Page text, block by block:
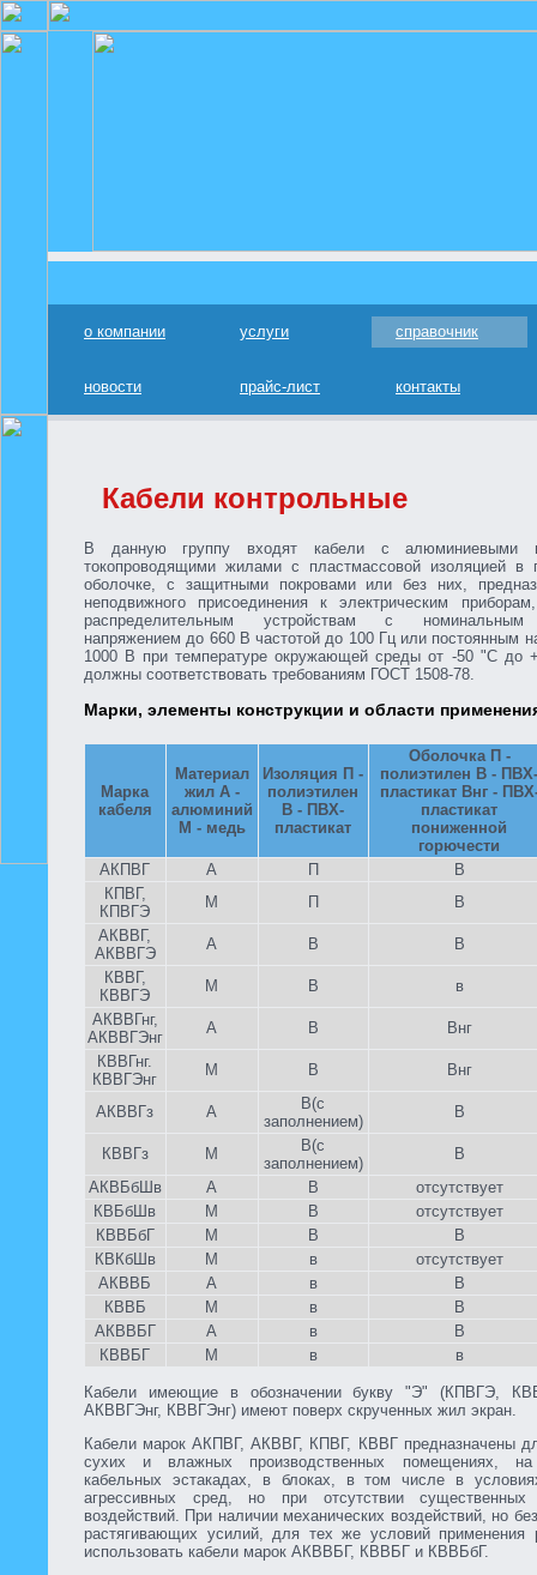
о компании услуги справочник
новости прайс-лист контакты
Кабели контрольные
В данную группу входят кабели с алюминиевыми
токопроводящими жилами с пластмассовой изоляцией в
оболочке, с защитными покровами или без них,
неподвижного присоединения к электрическим
распределительным устройствам с
напряжением до 660 В частотой до 100 Гц или постоянным
1000 В при температуре окружающей среды от -50 "С до
должны соответствовать требованиям ГОСТ 1508-78.
Марки, элементы конструкции и области
Марка
кабеля
Материал
жил А -
алюминий
М - медь
Изоляция П -
полиэтилен
В - ПВХ-
пластикат
Оболочка П -
полиэтилен В -
пластикат Внг -
пластикат
пониженной
горючести
АКПВГ
А П
В
КПВГ,
КПВГЭ
М П
В
АКВВГ,
АКВВГЭ
А В
В
КВВГ,
КВВГЭ
М В
в
АКВВГнг,
АКВВГЭнг
А В
Внг
КВВГнг.
КВВГЭнг
М В Внг
АКВВГз А
В(с
заполнением)
В
КВВГз М
В(с
заполнением)
В
АКВБбШв
А В
отсутствует
КВБбШв
М В
отсутствует
КВВБбГ
М В
В
КВКбШв
М в
отсутствует
АКВВБ
А в
В
КВВБ
М в
В
АКВВБГ
А в
В
КВВБГ
М в в
Кабели имеющие в обозначении букву "Э" (КПВГЭ,
АКВВГЭнг, КВВГЭнг) имеют поверх скрученных жил экран.
Кабели марок АКПВГ, АКВВГ, КПВГ, КВВГ предназначены
сухих и влажных производственных помещениях, на
кабельных эстакадах, в блоках, в том числе в
агрессивных сред, но при отсутствии существенных
воздействий. При наличии механических воздействий, но
растягивающих усилий, для тех же условий применения
использовать кабели марок АКВВБГ, КВВБГ и КВВБбГ.